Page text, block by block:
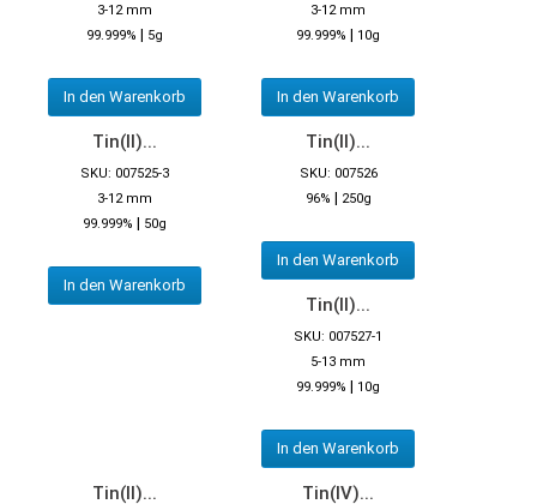
3-12 mm
99.999% | 5g
In den Warenkorb
3-12 mm
99.999% | 10g
In den Warenkorb
Tin(II)...
SKU: 007525-3
3-12 mm
99.999% | 50g
In den Warenkorb
Tin(II)...
SKU: 007526
96% | 250g
In den Warenkorb
Tin(II)...
SKU: 007527-1
5-13 mm
99.999% | 10g
In den Warenkorb
Tin(II)... Tin(IV)...